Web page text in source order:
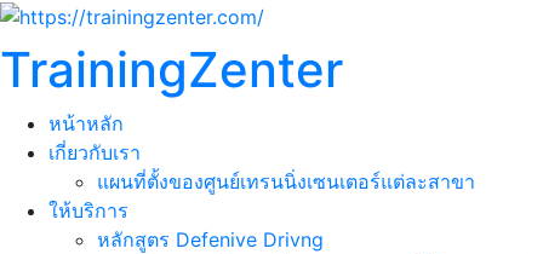
TrainingZenter
หน้าหลัก
เกี่ยวกับเรา
แผนที่ตั้งของศูนย์เทรนนิ่งเซนเตอร์แต่ละสาขา
ให้บริการ
หลักสูตร Defenive Drivng